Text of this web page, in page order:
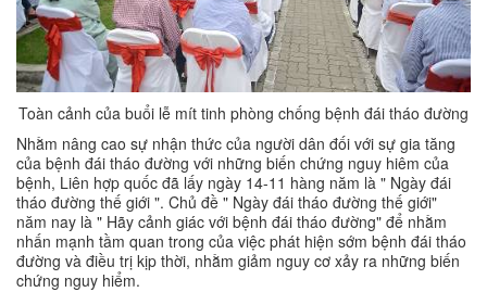
Toàn cảnh của buổi lễ mít tinh phòng chống bệnh đái tháo đường
Nhằm nâng cao sự nhận thức của người dân đối với sự gia tăng
của bệnh đái tháo đường với những biến chứng nguy hiêm của
bệnh, Liên hợp quốc đã lấy ngày 14-11 hàng năm là " Ngày đái
tháo đường thế giới ". Chủ đề " Ngày đái tháo đường thế giới"
năm nay là " Hãy cảnh giác với bệnh đái tháo đường" để nhằm
nhấn mạnh tầm quan trong của việc phát hiện sớm bệnh đái tháo
đường và điều trị kịp thời, nhằm giảm nguy cơ xảy ra những biến
chứng nguy hiểm.